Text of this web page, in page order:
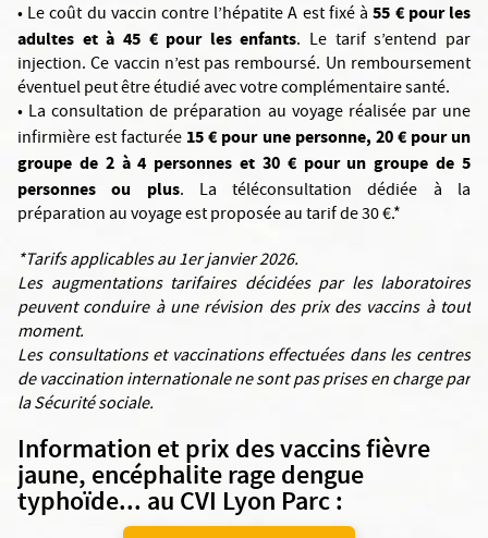
• Le coût du vaccin contre l’hépatite A est fixé à55 € pour les
adultes et à 45 € pour les enfants. Le tarif s’entend par
injection. Ce vaccin n’est pas remboursé. Un remboursement
éventuel peut être étudié avec votre complémentaire santé.
• La consultation de préparation au voyage réalisée par une
infirmière est facturée 15 € pour une personne, 20 € pour un
groupe de 2 à 4 personnes et 30 € pour un groupe de 5
personnes ou plus. La téléconsultation dédiée à la
préparation au voyage est proposée au tarif de 30 €.*
*Tarifs applicables au 1er janvier 2026.
Les augmentations tarifaires décidées par les laboratoires
peuvent conduire à une révision des prix des vaccins à tout
moment.
Les consultations et vaccinations effectuées dans les centres
de vaccination internationale ne sont pas prises en charge par
la Sécurité sociale.
Information et prix des vaccins fièvre
jaune, encéphalite rage dengue
typhoïde... au CVI Lyon Parc :